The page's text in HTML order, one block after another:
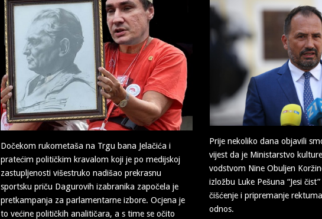
Dočekom rukometaša na Trgu bana Jelačića i
pratećim političkim kravalom koji je po medijskoj
zastupljenosti višestruko nadišao prekrasnu
sportsku priču Dagurovih izabranika započela je
pretkampanja za parlamentarne izbore. Ocjena je
to većine političkih analitičara, a s time se očito
Prije nekoliko dana objavili
vijest da je Ministarstvo
vodstvom Nine Obuljen
izložbu Luke Pešuna “Jesi
čišćenje i pripremanje
odnos.